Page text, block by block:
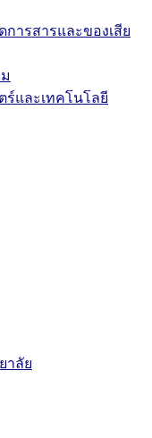
ารสารและของเสีย
ร์และเทคโนโลยี
าลัย